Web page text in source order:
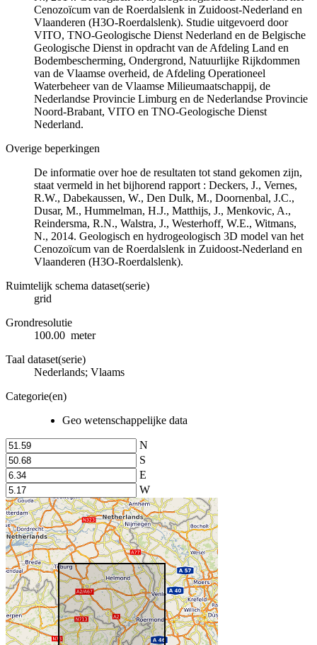
Cenozoïcum van de Roerdalslenk in Zuidoost-Nederland en
Vlaanderen (H3O-Roerdalslenk). Studie uitgevoerd door
VITO, TNO-Geologische Dienst Nederland en de Belgische
Geologische Dienst in opdracht van de Afdeling Land en
Bodembescherming, Ondergrond, Natuurlijke Rijkdommen
van de Vlaamse overheid, de Afdeling Operationeel
Waterbeheer van de Vlaamse Milieumaatschappij, de
Nederlandse Provincie Limburg en de Nederlandse Provincie
Noord-Brabant, VITO en TNO-Geologische Dienst
Nederland.
Overige beperkingen
De informatie over hoe de resultaten tot stand gekomen zijn,
staat vermeld in het bijhorend rapport : Deckers, J., Vernes,
R.W., Dabekaussen, W., Den Dulk, M., Doornenbal, J.C.,
Dusar, M., Hummelman, H.J., Matthijs, J., Menkovic, A.,
Reindersma, R.N., Walstra, J., Westerhoff, W.E., Witmans,
N., 2014. Geologisch en hydrogeologisch 3D model van het
Cenozoïcum van de Roerdalslenk in Zuidoost-Nederland en
Vlaanderen (H3O-Roerdalslenk).
Ruimtelijk schema dataset(serie)
grid
Grondresolutie
100.00 meter
Taal dataset(serie)
Nederlands; Vlaams
Categorie(en)
Geo wetenschappelijke data
N
S
E
W